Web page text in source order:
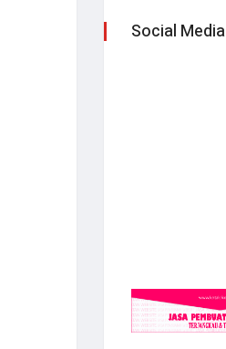
Social Media